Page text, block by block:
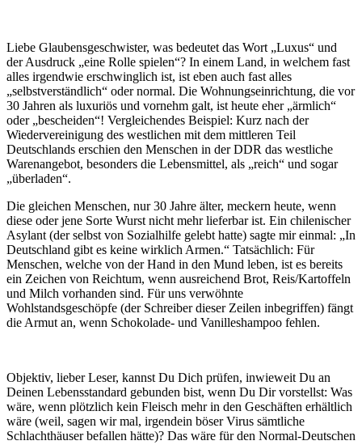
Liebe Glaubensgeschwister, was bedeutet das Wort „Luxus“ und
der Ausdruck „eine Rolle spielen“? In einem Land, in welchem fast
alles irgendwie erschwinglich ist, ist eben auch fast alles
„selbstverständlich“ oder normal. Die Wohnungseinrichtung, die vor
30 Jahren als luxuriös und vornehm galt, ist heute eher „ärmlich“
oder „bescheiden“! Vergleichendes Beispiel: Kurz nach der
Wiedervereinigung des westlichen mit dem mittleren Teil
Deutschlands erschien den Menschen in der DDR das westliche
Warenangebot, besonders die Lebensmittel, als „reich“ und sogar
„überladen“.
Die gleichen Menschen, nur 30 Jahre älter, meckern heute, wenn
diese oder jene Sorte Wurst nicht mehr lieferbar ist. Ein chilenischer
Asylant (der selbst von Sozialhilfe gelebt hatte) sagte mir einmal: „In
Deutschland gibt es keine wirklich Armen.“ Tatsächlich: Für
Menschen, welche von der Hand in den Mund leben, ist es bereits
ein Zeichen von Reichtum, wenn ausreichend Brot, Reis/Kartoffeln
und Milch vorhanden sind. Für uns verwöhnte
Wohlstandsgeschöpfe (der Schreiber dieser Zeilen inbegriffen) fängt
die Armut an, wenn Schokolade- und Vanilleshampoo fehlen.
Objektiv, lieber Leser, kannst Du Dich prüfen, inwieweit Du an
Deinen Lebensstandard gebunden bist, wenn Du Dir vorstellst: Was
wäre, wenn plötzlich kein Fleisch mehr in den Geschäften erhältlich
wäre (weil, sagen wir mal, irgendein böser Virus sämtliche
Schlachthäuser befallen hätte)? Das wäre für den Normal-Deutschen